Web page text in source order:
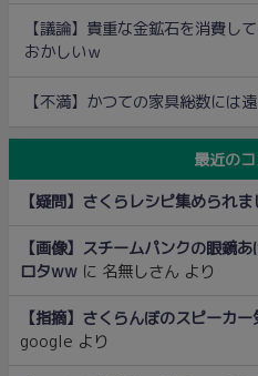
【議論】貴重な金鉱石を消費し
おかしいｗ
【不満】かつての家具総数には
最近の
【疑問】さくらレシピ集められま
【画像】スチームパンクの眼
ロタww に 名無しさん より
【指摘】さくらんぼのスピーカ
google より